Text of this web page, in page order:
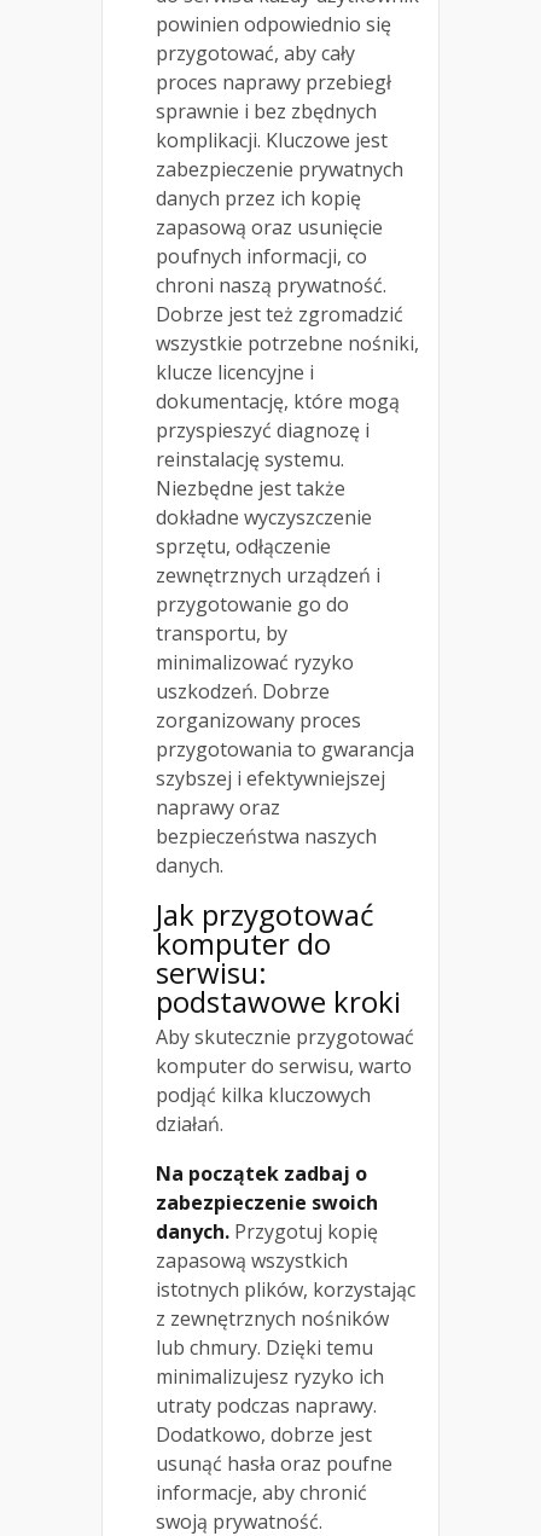
powinien odpowiednio się
przygotować, aby cały
proces naprawy przebiegł
sprawnie i bez zbędnych
komplikacji. Kluczowe jest
zabezpieczenie prywatnych
danych przez ich kopię
zapasową oraz usunięcie
poufnych informacji, co
chroni naszą prywatność.
Dobrze jest też zgromadzić
wszystkie potrzebne nośniki,
klucze licencyjne i
dokumentację, które mogą
przyspieszyć diagnozę i
reinstalację systemu.
Niezbędne jest także
dokładne wyczyszczenie
sprzętu, odłączenie
zewnętrznych urządzeń i
przygotowanie go do
transportu, by
minimalizować ryzyko
uszkodzeń. Dobrze
zorganizowany proces
przygotowania to gwarancja
szybszej i efektywniejszej
naprawy oraz
bezpieczeństwa naszych
danych.
Jak przygotować
komputer do
serwisu:
podstawowe kroki
Aby skutecznie przygotować
komputer do serwisu, warto
podjąć kilka kluczowych
działań.
Na początek zadbaj o
zabezpieczenie swoich
danych. Przygotuj kopię
zapasową wszystkich
istotnych plików, korzystając
z zewnętrznych nośników
lub chmury. Dzięki temu
minimalizujesz ryzyko ich
utraty podczas naprawy.
Dodatkowo, dobrze jest
usunąć hasła oraz poufne
informacje, aby chronić
swoją prywatność.